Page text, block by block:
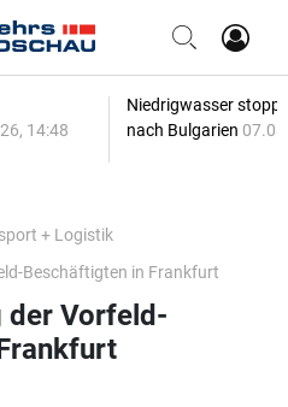
14:48
Niedrigwasser
nach Bulgarien
+ Logistik
Beschäftigten in Frankfurt
der Vorfeld-